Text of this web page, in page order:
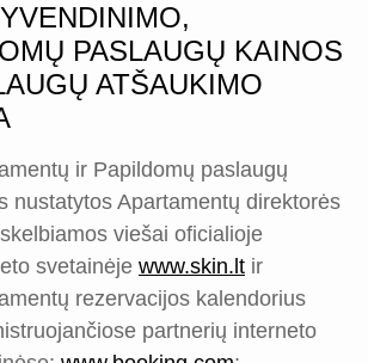
PASLAUGŲ KAINOS
ATŠAUKIMO
ir Papildomų paslaugų
nustatytos Apartamentų direktorės
viešai oficialioje
svetainėje www.skin.lt ir
rezervacijos kalendorius
partnerių interneto